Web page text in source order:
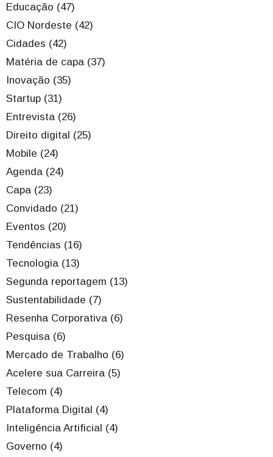
Educação (47)
CIO Nordeste (42)
Cidades (42)
Matéria de capa (37)
Inovação (35)
Startup (31)
Entrevista (26)
Direito digital (25)
Mobile (24)
Agenda (24)
Capa (23)
Convidado (21)
Eventos (20)
Tendências (16)
Tecnologia (13)
Segunda reportagem (13)
Sustentabilidade (7)
Resenha Corporativa (6)
Pesquisa (6)
Mercado de Trabalho (6)
Acelere sua Carreira (5)
Telecom (4)
Plataforma Digital (4)
Inteligência Artificial (4)
Governo (4)